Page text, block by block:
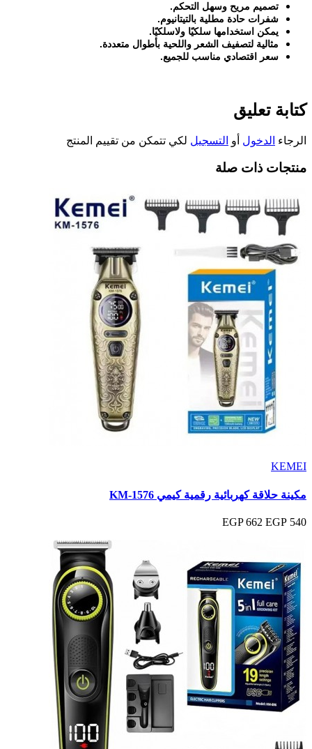
تصميم مريح وسهل التحكم.
شفرات حادة مطلية بالتيتانيوم.
يمكن استخدامها سلكيًا ولاسلكيًا.
مثالية لتصفيف الشعر واللحية بأطوال متعددة.
سعر اقتصادي مناسب للجميع.
كتابة تعليق
الرجاء الدخول أو التسجيل لكي تتمكن من تقييم المنتج
منتجات ذات صلة
KEMEI
مكينة حلاقة كهربائية رقمية كيمي KM‑1576
540 EGP
662 EGP